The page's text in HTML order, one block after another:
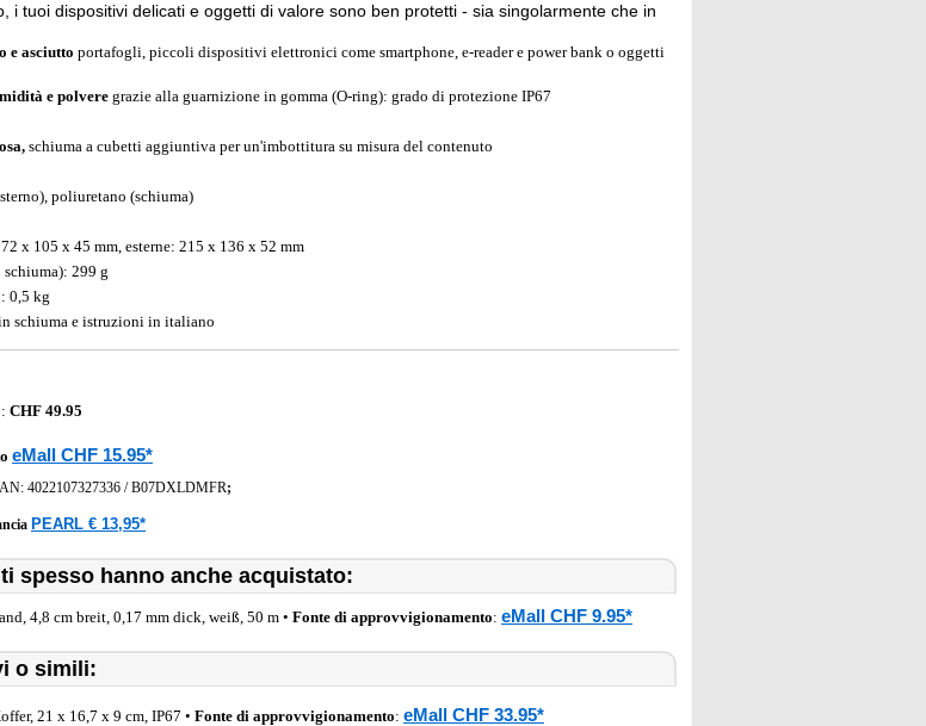
i tuoi dispositivi delicati e oggetti di valore sono ben protetti - sia singolarmente che in
e asciutto portafogli, piccoli dispositivi elettronici come smartphone, e-reader e power bank o oggetti
e polvere grazie alla guarnizione in gomma (O-ring): grado di protezione IP67
schiuma a cubetti aggiuntiva per un'imbottitura su misura del contenuto
poliuretano (schiuma)
x 105 x 45 mm, esterne: 215 x 136 x 52 mm
299 g
0,5 kg
schiuma e istruzioni in italiano
CHF 49.95
eMall CHF 15.95*
4022107327336 /B07DXLDMFR;
PEARL € 13,95*
spesso hanno anche acquistato:
4,8 cm breit, 0,17 mm dick, weiß, 50 m • Fonte di approvvigionamento: eMall CHF 9.95*
o simili:
21 x 16,7 x 9 cm, IP67 • Fonte di approvvigionamento: eMall CHF 33.95*